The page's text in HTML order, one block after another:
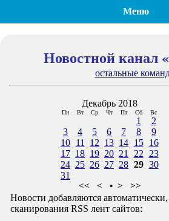
Меню
Новостной канал
остальные
Декабрь 2018
Пн Вт Ср Чт Пт Сб Вс
1
2
3
4 5 6 7 8
9
10 11 12 13 14 15
16
17 18 19 20 21 22
23
24 25 26 27 28 29 30
31
<< < • > >>
Новости добавляются
сканирования RSS лент сайтов: